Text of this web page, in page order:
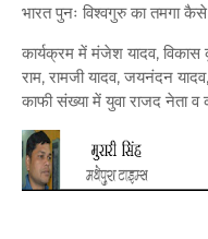
भारत पुनः विश्वगुरु का तमगा कैसे
कार्यक्रम में मंजेश यादव,
राम, रामजी यादव, जयनंदन
काफी संख्या में युवा राजद नेता व